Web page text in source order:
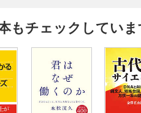
もチェックしてい